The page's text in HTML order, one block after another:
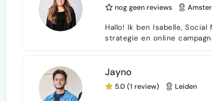
nog geen reviews
Hallo! Ik ben Isabelle,
strategie en online
andere social kanalen. Mijn kracht ligt in het combineren van creatieve content
met resultaa…
Jayno
5.0 (1 review) Leiden